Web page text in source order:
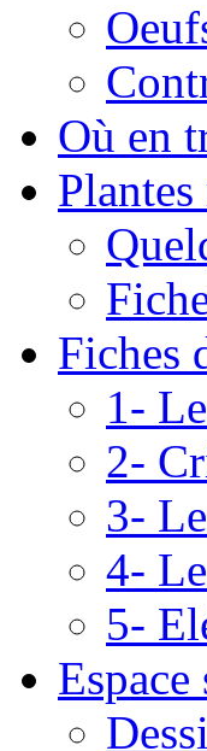
Où en
Fiches
1-
2-
3-
4-
5-